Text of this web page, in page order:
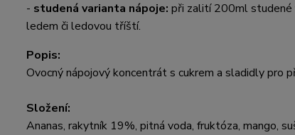
- studená varianta nápoje: při zalití 200ml studené
ledem či ledovou tříští.
Popis:
Ovocný nápojový koncentrát s cukrem a sladidly pro
Složení:
Ananas, rakytník 19%, pitná voda, fruktóza, mango,